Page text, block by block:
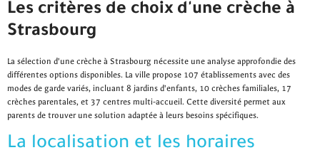
Les critères de choix d'une crèche à
Strasbourg
La sélection d'une crèche à Strasbourg nécessite une analyse approfondie des
différentes options disponibles. La ville propose 107 établissements avec des
modes de garde variés, incluant 8 jardins d'enfants, 10 crèches familiales, 17
crèches parentales, et 37 centres multi-accueil. Cette diversité permet aux
parents de trouver une solution adaptée à leurs besoins spécifiques.
La localisation et les horaires